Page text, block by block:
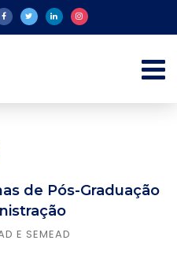
de Pós-Graduação
E SEMEAD